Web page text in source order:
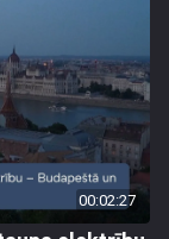
00:02:27